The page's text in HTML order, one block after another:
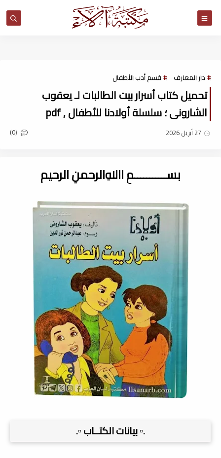
دار المعارف قسم أدب الأطفال
تحميل كتاب أسرار بيت الطالبات لـ يعقوب
الشارونى ؛ سلسلة أولادنا للأطفال , pdf
27 أبريل 2026 (0)
بســـــــــــمِ اﷲِالرحمنِ الرحيم
.▫️ بيانات الكتــاب ▫️.